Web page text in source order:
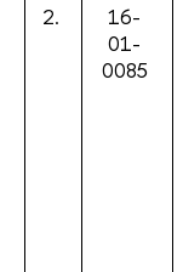
2.
16-
01-
0085